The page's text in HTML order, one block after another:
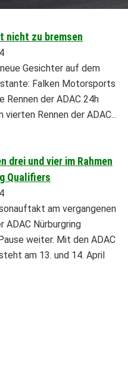
nicht zu bremsen
Gesichter auf dem
Falken Motorsports
Rennen der ADAC 24h
vierten Rennen der ADAC...
drei und vier im Rahmen
Qualifiers
am vergangenen
ADAC Nürburgring
weiter. Mit den ADAC
am 13. und 14. April